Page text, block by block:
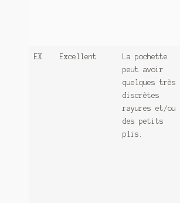
EX Excellent
La pochette
peut avoir
quelques très
discrètes
rayures et/ou
des petits
plis.